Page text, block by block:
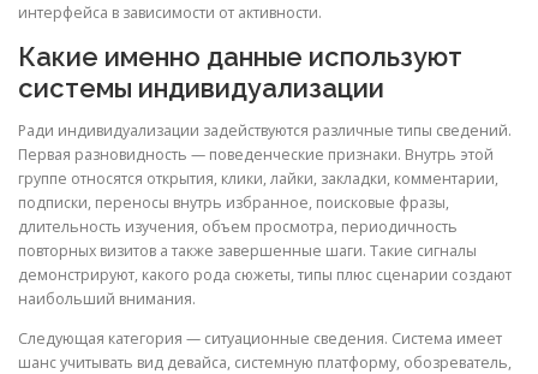
интерфейса в зависимости от активности.
Какие именно данные используют
системы индивидуализации
Ради индивидуализации задействуются различные типы сведений.
Первая разновидность — поведенческие признаки. Внутрь этой
группе относятся открытия, клики, лайки, закладки, комментарии,
подписки, переносы внутрь избранное, поисковые фразы,
длительность изучения, объем просмотра, периодичность
повторных визитов а также завершенные шаги. Такие сигналы
демонстрируют, какого рода сюжеты, типы плюс сценарии создают
наибольший внимания.
Следующая категория — ситуационные сведения. Система имеет
шанс учитывать вид девайса, системную платформу, обозреватель,